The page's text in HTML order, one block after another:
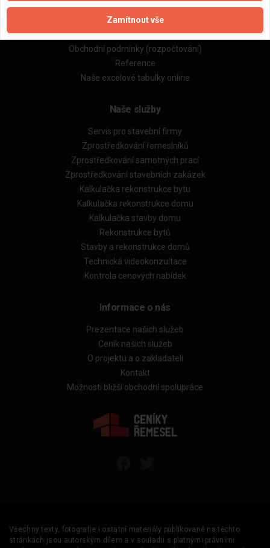
Zpracování a ochrana osobních údajů
Zásady pro používání souborů cookie
Obchodní podmínky (zprostředkování)
Obchodní podmínky (rozpočtování)
Reference
Naše excelové tabulky online
Naše služby
Servis pro stavební firmy
Zprostředkování řemeslníků
Zprostředkování samotných prací
Zprostředkování stavebních zakázek
Kalkulačka rekonstrukce bytu
Kalkulačka rekonstrukce domu
Kalkulačka stavby domu
Rekonstrukce bytů
Stavby a rekonstrukce domů
Technická videokonzultace
Kontrola cenových nabídek
Informace o nás
Prezentace našich služeb
Ceník našich služeb
O projektu a o zakladateli
Kontakt
Možnosti bližší obchodní spolupráce
Všechny texty, fotografie i ostatní materiály publikované na těchto
stránkách jsou autorským dílem a v souladu s platnými právními
Zamítnout vše